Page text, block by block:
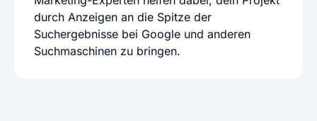
durch Anzeigen an die Spitze der
Suchergebnisse bei Google und anderen
Suchmaschinen zu bringen.